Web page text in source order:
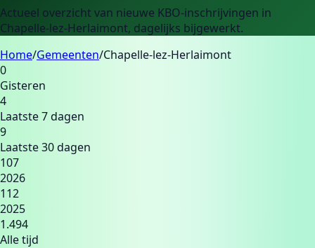
Actueel overzicht van nieuwe KBO-inschrijvingen in
Chapelle-lez-Herlaimont, dagelijks bijgewerkt.
Home/Gemeenten/Chapelle-lez-Herlaimont
0
Gisteren
4
Laatste 7 dagen
9
Laatste 30 dagen
107
2026
112
2025
1.494
Alle tijd